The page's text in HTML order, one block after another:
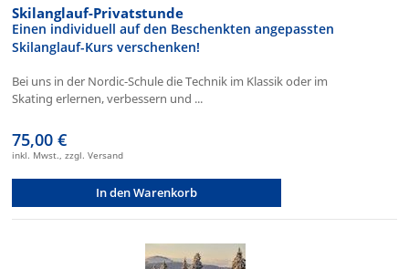
Skilanglauf-Privatstunde
Einen individuell auf den Beschenkten angepassten
Skilanglauf-Kurs verschenken!
Bei uns in der Nordic-Schule die Technik im Klassik oder im
Skating erlernen, verbessern und ...
75,00 €
inkl. Mwst., zzgl. Versand
In den Warenkorb